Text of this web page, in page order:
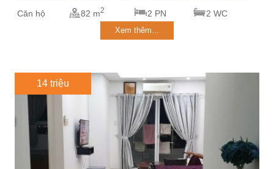
Căn hộ 82 m2 2 PN 2 WC
Xem thêm...
14 triệu